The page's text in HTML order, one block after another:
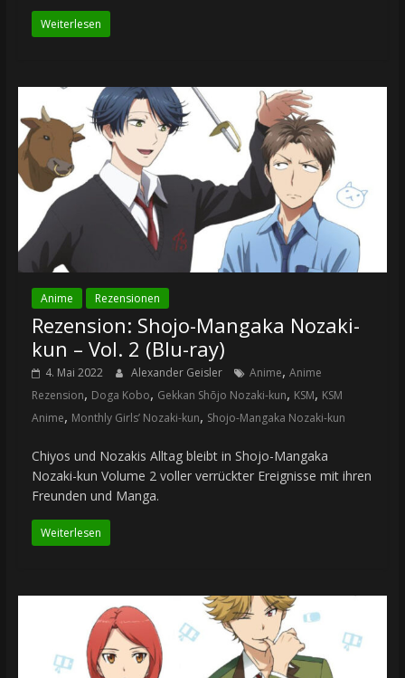
Weiterlesen
Anime Rezensionen
Rezension: Shojo-Mangaka Nozaki-
kun – Vol. 2 (Blu-ray)
4. Mai 2022 Alexander Geisler Anime, Anime
Rezension, Doga Kobo, Gekkan Shōjo Nozaki-kun, KSM, KSM
Anime, Monthly Girls’ Nozaki-kun, Shojo-Mangaka Nozaki-kun
Chiyos und Nozakis Alltag bleibt in Shojo-Mangaka
Nozaki-kun Volume 2 voller verrückter Ereignisse mit ihren
Freunden und Manga.
Weiterlesen